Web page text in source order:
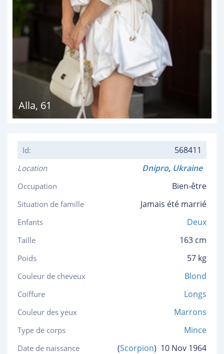
Alla, 61
Id: 568411
Location Dnipro, Ukraine
Occupation Bien-être
Situation de famille Jamais été marrié
Enfants Deux
Taille 163 cm
Poids 57 kg
Couleur de cheveux Blond
Coiffure Longs
Couleur des yeux Marrons
Type de corps Mince
Date de naissance (Scorpion) 10 Nov 1964